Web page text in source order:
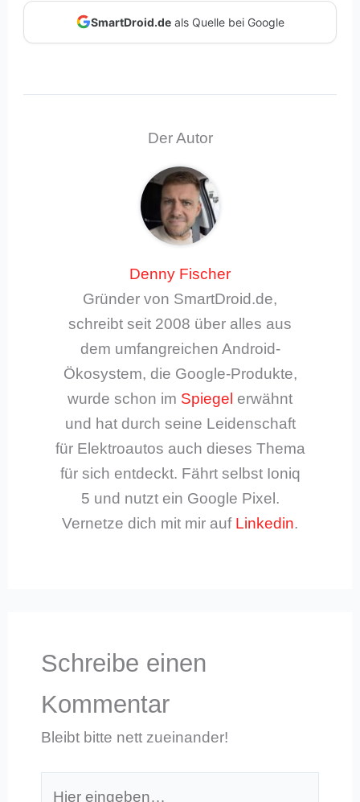
SmartDroid.deals Quelle bei Google
Der Autor
Denny Fischer
Gründer von SmartDroid.de,
schreibt seit 2008 über alles aus
dem umfangreichen Android-
Ökosystem, die Google-Produkte,
wurde schon im Spiegel erwähnt
und hat durch seine Leidenschaft
für Elektroautos auch dieses Thema
für sich entdeckt. Fährt selbst Ioniq
5 und nutzt ein Google Pixel.
Vernetze dich mit mir auf Linkedin.
Schreibe einen
Kommentar
Bleibt bitte nett zueinander!